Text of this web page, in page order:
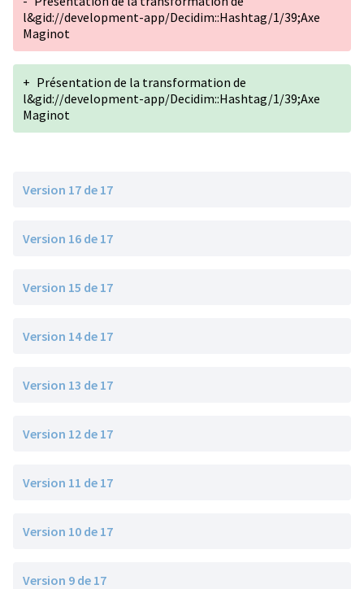
l&gid://development-app/Decidim::Hashtag/1/39;Axe
Maginot
+ Présentation de la transformation de
l&gid://development-app/Decidim::Hashtag/1/39;Axe
Maginot
Version 17 de 17
Version 16 de 17
Version 15 de 17
Version 14 de 17
Version 13 de 17
Version 12 de 17
Version 11 de 17
Version 10 de 17
Version 9 de 17